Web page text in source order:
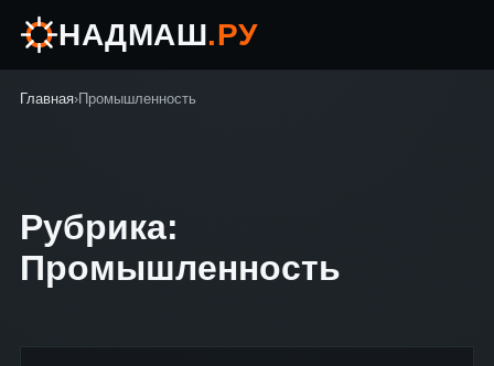
НАДМАШ.РУ
Главная›Промышленность
Рубрика:
Промышленность